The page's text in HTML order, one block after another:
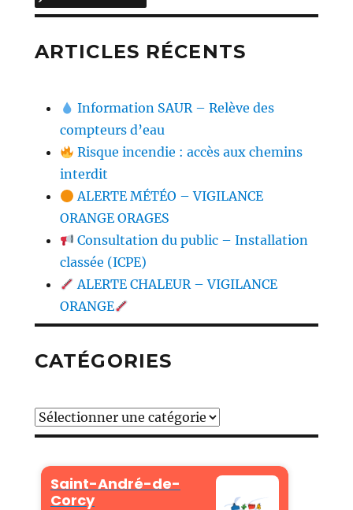
ARTICLES RÉCENTS
Information SAUR – Relève des
compteurs d’eau
Risque incendie : accès aux chemins
interdit
ALERTE MÉTÉO – VIGILANCE
ORANGE ORAGES
Consultation du public – Installation
classée (ICPE)
ALERTE CHALEUR – VIGILANCE
ORANGE
CATÉGORIES
Catégories